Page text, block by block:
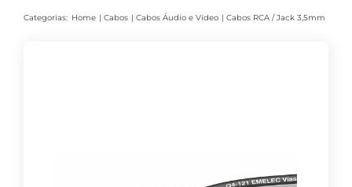
Categorias: Home Cabos Cabos Áudio e Vídeo Cabos RCA / Jack 3,5mm